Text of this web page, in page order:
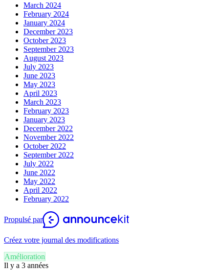
March 2024
February 2024
January 2024
December 2023
October 2023
September 2023
August 2023
July 2023
June 2023
May 2023
April 2023
March 2023
February 2023
January 2023
December 2022
November 2022
October 2022
September 2022
July 2022
June 2022
May 2022
April 2022
February 2022
Propulsé par
Créez votre journal des modifications
Amélioration
Il y a 3 années